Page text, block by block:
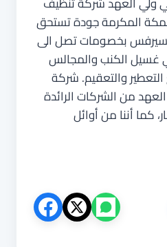
بمكة المكرمة جودة تستحق
(١) سدن سيرفس بخصومات تصل الى
غسيل الكنب والمجالس
والتعقيم. شركة
من الشركات الرائدة
كما أننا من أوائل